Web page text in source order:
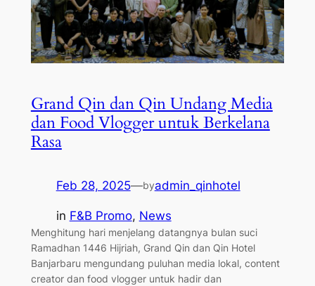
Grand Qin dan Qin Undang Media
dan Food Vlogger untuk Berkelana
Rasa
Feb 28, 2025—byadmin_qinhotel
in F&B Promo, News
Menghitung hari menjelang datangnya bulan suci
Ramadhan 1446 Hijriah, Grand Qin dan Qin Hotel
Banjarbaru mengundang puluhan media lokal, content
creator dan food vlogger untuk hadir dan